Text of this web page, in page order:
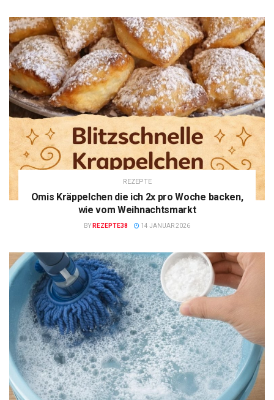
REZEPTE
Omis Kräppelchen die ich 2x pro Woche backen,
wie vom Weihnachtsmarkt
BY REZEPTE38 14 JANUAR 2026